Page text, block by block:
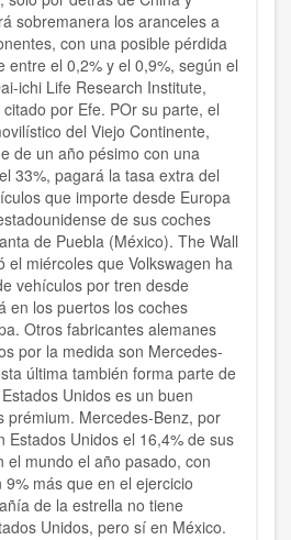
sobremanera los aranceles a
con una posible pérdida
entre el 0,2% y el 0,9%, según el
ichi Life Research Institute,
por Efe. POr su parte, el
del Viejo Continente,
de un año pésimo con una
33%, pagará la tasa extra del
que importe desde Europa
de sus coches
de Puebla (México). The Wall
el miércoles que Volkswagen ha
vehículos por tren desde
en los puertos los coches
Otros fabricantes alemanes
por la medida son Mercedes-
última también forma parte de
Unidos es un buen
prémium. Mercedes-Benz, por
Estados Unidos el 16,4% de sus
el mundo el año pasado, con
más que en el ejercicio
de la estrella no tiene
Unidos, pero sí en México.